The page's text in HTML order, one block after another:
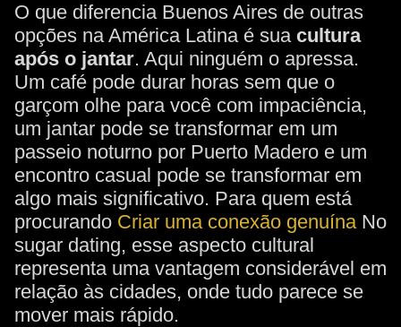
O que diferencia Buenos Aires de outras
opções na América Latina é sua cultura
após o jantar. Aqui ninguém o apressa.
Um café pode durar horas sem que o
garçom olhe para você com impaciência,
um jantar pode se transformar em um
passeio noturno por Puerto Madero e um
encontro casual pode se transformar em
algo mais significativo. Para quem está
procurando Criar uma conexão genuínaNo
sugar dating, esse aspecto cultural
representa uma vantagem considerável em
relação às cidades, onde tudo parece se
mover mais rápido.